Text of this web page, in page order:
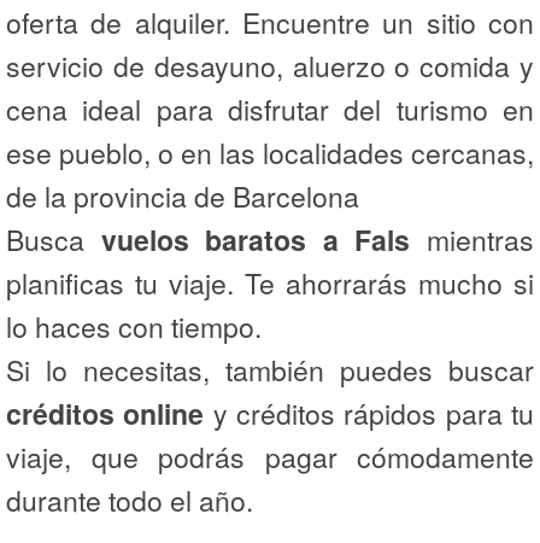
oferta de alquiler. Encuentre un sitio con
servicio de desayuno, aluerzo o comida y
cena ideal para disfrutar del turismo en
ese pueblo, o en las localidades cercanas,
de la provincia de Barcelona
Busca vuelos baratos a Fals mientras
planificas tu viaje. Te ahorrarás mucho si
lo haces con tiempo.
Si lo necesitas, también puedes buscar
créditos online y créditos rápidos para tu
viaje, que podrás pagar cómodamente
durante todo el año.